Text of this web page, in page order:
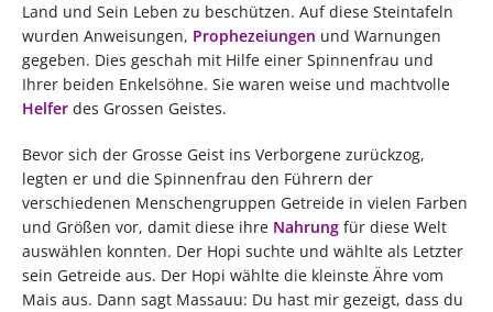
Land und Sein Leben zu beschützen. Auf diese Steintafeln
wurden Anweisungen, Prophezeiungen und Warnungen
gegeben. Dies geschah mit Hilfe einer Spinnenfrau und
Ihrer beiden Enkelsöhne. Sie waren weise und machtvolle
Helfer des Grossen Geistes.
Bevor sich der Grosse Geist ins Verborgene zurückzog,
legten er und die Spinnenfrau den Führern der
verschiedenen Menschengruppen Getreide in vielen Farben
und Größen vor, damit diese ihre Nahrung für diese Welt
auswählen konnten. Der Hopi suchte und wählte als Letzter
sein Getreide aus. Der Hopi wählte die kleinste Ähre vom
Mais aus. Dann sagt Massauu: Du hast mir gezeigt, dass du